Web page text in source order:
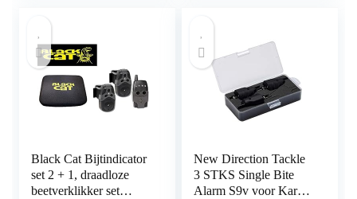
Black Cat Bijtindicator
set 2 + 1, draadloze
beetverklikker set
New Direction Tackle
3 STKS Single Bite
Alarm S9v voor Karper